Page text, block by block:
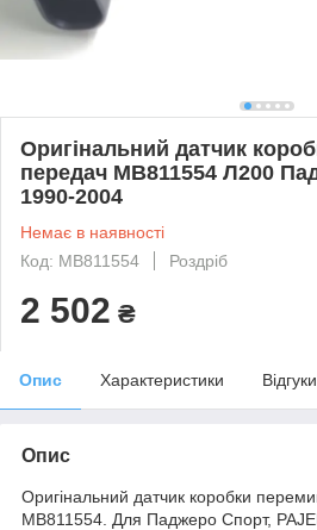
Оригінальний датчик
передач MB811554 Л200
1990-2004
Немає в наявності
Код: MB811554
Роздріб
2 502 ₴
Опис Характеристики
Опис
Оригінальний датчик коробки
MB811554. Для Паджеро Спорт,